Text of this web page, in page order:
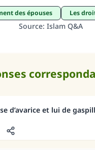
des épouses Les
Source: Islam Q&A
d’avarice et lui de